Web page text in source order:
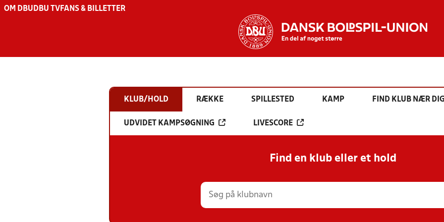
OM DBU DBU TV FANS & BILLETTER
KLUB/HOLD RÆKKE SPILLESTED KAMP FIND KLUB NÆR
UDVIDET KAMPSØGNING LIVESCORE
Find en klub eller et hold